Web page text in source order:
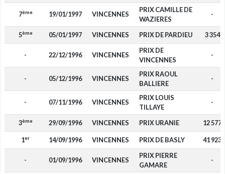
7ème 19/01/1997 VINCENNES
PRIX CAMILLE DE
WAZIERES
-
5ème 05/01/1997 VINCENNES PRIX DE PARDIEU 3 354
- 22/12/1996 VINCENNES
PRIX DE
VINCENNES
-
- 05/12/1996 VINCENNES
PRIX RAOUL
BALLIERE
-
- 07/11/1996 VINCENNES
PRIX LOUIS
TILLAYE
-
3ème 29/09/1996 VINCENNES PRIX URANIE 12 577
1er 14/09/1996 VINCENNES PRIX DE BASLY 41 923
- 01/09/1996 VINCENNES
PRIX PIERRE
GAMARE
-